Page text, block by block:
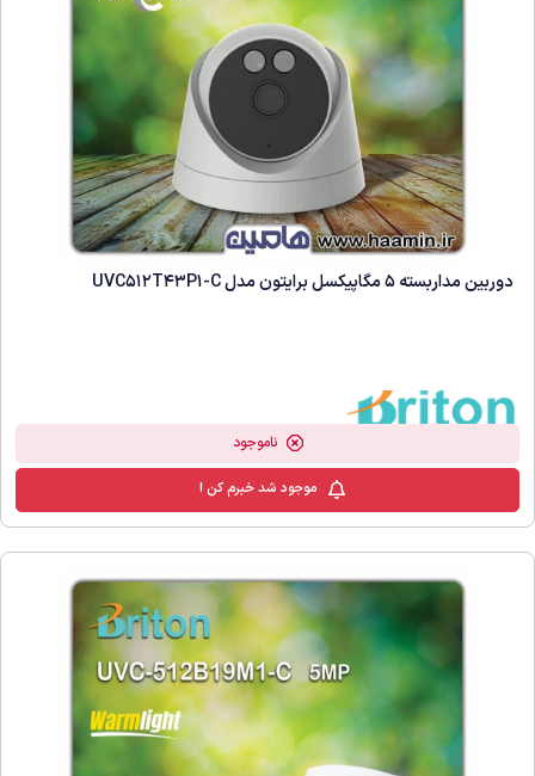
دوربین مداربسته 5 مگاپیکسل برایتون مدل UVC512T43P1-C
ناموجود
موجود شد خبرم کن !